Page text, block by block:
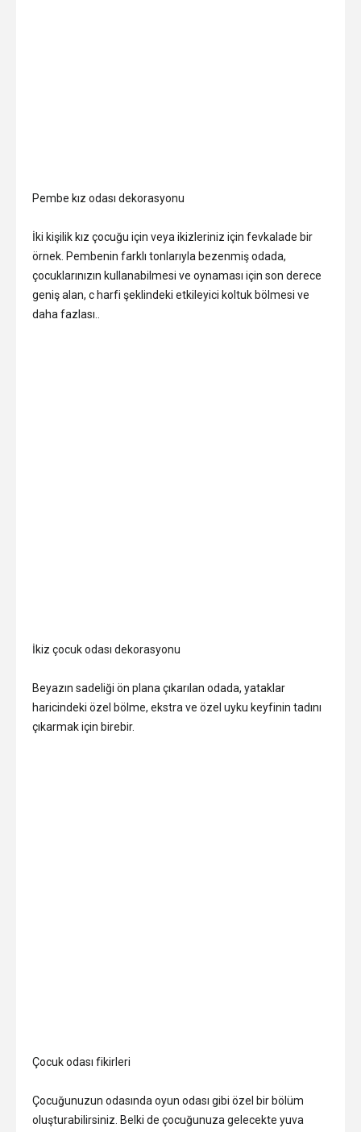
Pembe kız odası dekorasyonu
İki kişilik kız çocuğu için veya ikizleriniz için fevkalade bir
örnek. Pembenin farklı tonlarıyla bezenmiş odada,
çocuklarınızın kullanabilmesi ve oynaması için son derece
geniş alan, c harfi şeklindeki etkileyici koltuk bölmesi ve
daha fazlası..
İkiz çocuk odası dekorasyonu
Beyazın sadeliği ön plana çıkarılan odada, yataklar
haricindeki özel bölme, ekstra ve özel uyku keyfinin tadını
çıkarmak için birebir.
Çocuk odası fikirleri
Çocuğunuzun odasında oyun odası gibi özel bir bölüm
oluşturabilirsiniz. Belki de çocuğunuza gelecekte yuva